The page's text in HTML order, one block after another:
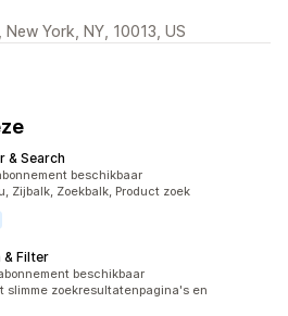
York, NY, 10013, US
& Search
beschikbaar
Zijbalk, Zoekbalk, Product zoek
& Filter
beschikbaar
slimme zoekresultatenpagina's en